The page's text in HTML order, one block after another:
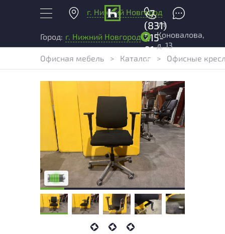
г. Нижний Новгород
+7
(831)
215-
01-
04
Город: г. Нижний Новгород
ул.
Коновалова,
д. 13
Офисная мебель
> Каталог > Офисные
У товара присутствуют незначительные
следы эксплуатации, не влияющие на
удобство его использования
Низкая степень износа